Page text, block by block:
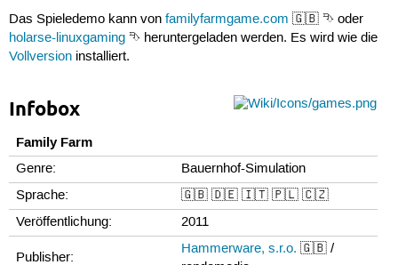
Das Spieledemo kann von familyfarmgame.com 🇬🇧 ⮷ oder
holarse-linuxgaming⮷ heruntergeladen werden. Es wird wie die
Vollversioninstalliert.
Infobox
Family Farm
Genre:
Bauernhof-Simulation
Sprache:
🇬🇧 🇩🇪 🇮🇹 🇵🇱 🇨🇿
Veröffentlichung:
2011
Publisher:
Hammerware, s.r.o. 🇬🇧 /